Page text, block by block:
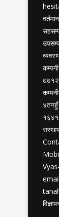
४तनहुँ